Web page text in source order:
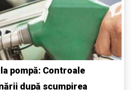
pompă: Controale
după scumpirea